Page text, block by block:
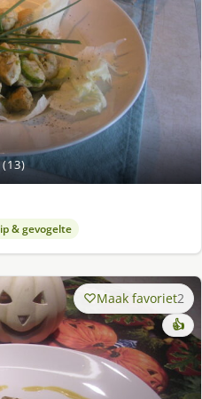
& gevogelte
Maak favoriet2
👍